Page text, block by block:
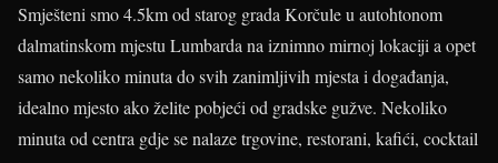
Smješteni smo 4.5km od starog grada Korčule u autohtonom
dalmatinskom mjestu Lumbarda na iznimno mirnoj lokaciji a opet
samo nekoliko minuta do svih zanimljivih mjesta i događanja,
idealno mjesto ako želite pobjeći od gradske gužve. Nekoliko
minuta od centra gdje se nalaze trgovine, restorani, kafići, cocktail